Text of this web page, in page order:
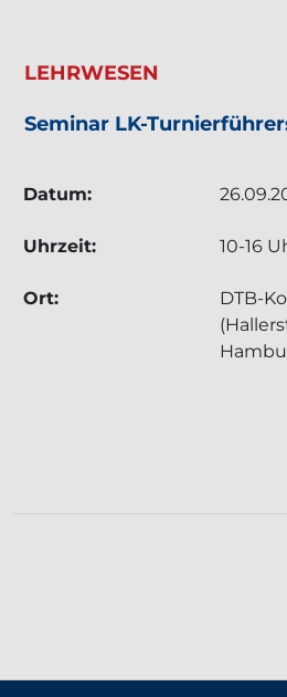
TERMIN: LEHRWESEN -
LEHRWESEN
Seminar LK-
Datum:
Uhrzeit: 10-16
Ort:
DTB-